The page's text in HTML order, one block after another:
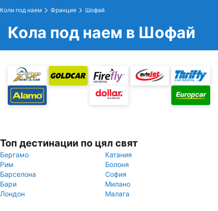
Коли под наем Франция Шофай
Кола под наем в Шофай
Топ дестинации по цял свят
Бергамо
Катания
Рим
Болоня
Барселона
София
Бари
Милано
Лондон
Малага